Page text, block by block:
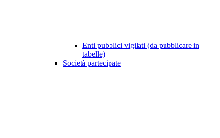
Enti pubblici vigilati (da pubblicare in
tabelle)
Società partecipate